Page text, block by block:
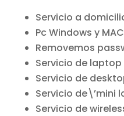
Servicio a
Pc Windows y MAC
Removemos
Servicio de laptop
Servicio de
Servicio de\’mini
Servicio de